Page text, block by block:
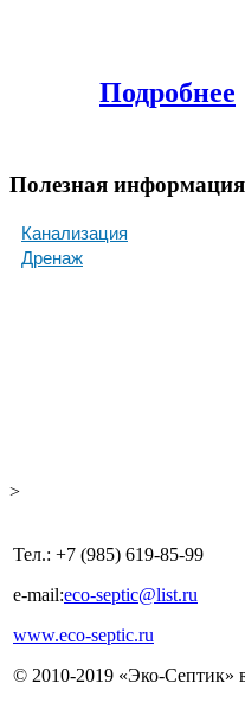
Подробнее
Полезная информация
Канализация
Дренаж
>
Тел.: +7 (985) 619-85-99
e-mail:eco-septic@list.ru
www.eco-septic.ru
© 2010-2019 «Эко-Септик»